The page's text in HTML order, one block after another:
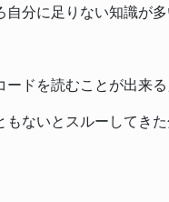
分に足りない知識が多
ドを読むことが出来
ないとスルーしてき